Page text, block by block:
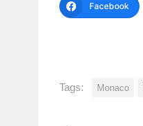
Facebook
Tags: Monaco